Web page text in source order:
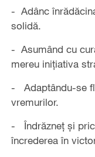
- Adânc
solidă.
- Asumând cu
mereu inițiativa
- Adaptându-se
vremurilor.
- Îndrăzneț și
încrederea în